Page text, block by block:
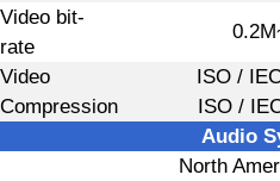
Video bit-
rate
Video
Compression
ISO /
ISO /
Audio
North